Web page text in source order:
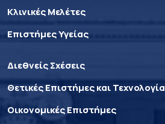
Κλινικές Μελέτες
Επιστήμες Υγείας
Διεθνείς Σχέσεις
Θετικές Επιστήμες και Τεχνολογία
Οικονομικές Επιστήμες